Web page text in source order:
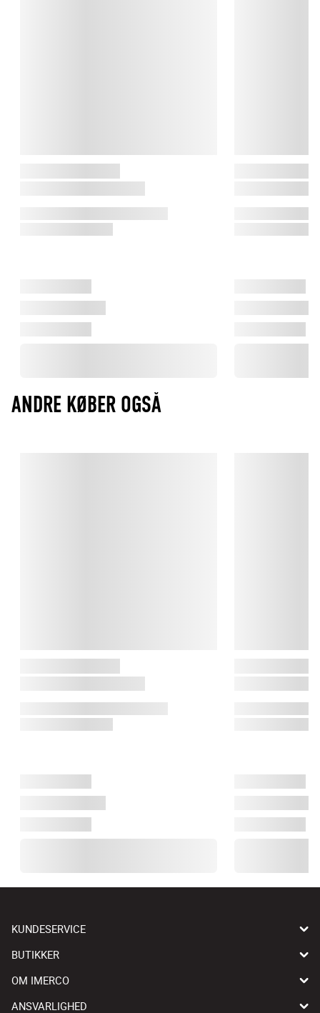
ANDRE KØBER OGSÅ
KUNDESERVICE
BUTIKKER
OM IMERCO
ANSVARLIGHED